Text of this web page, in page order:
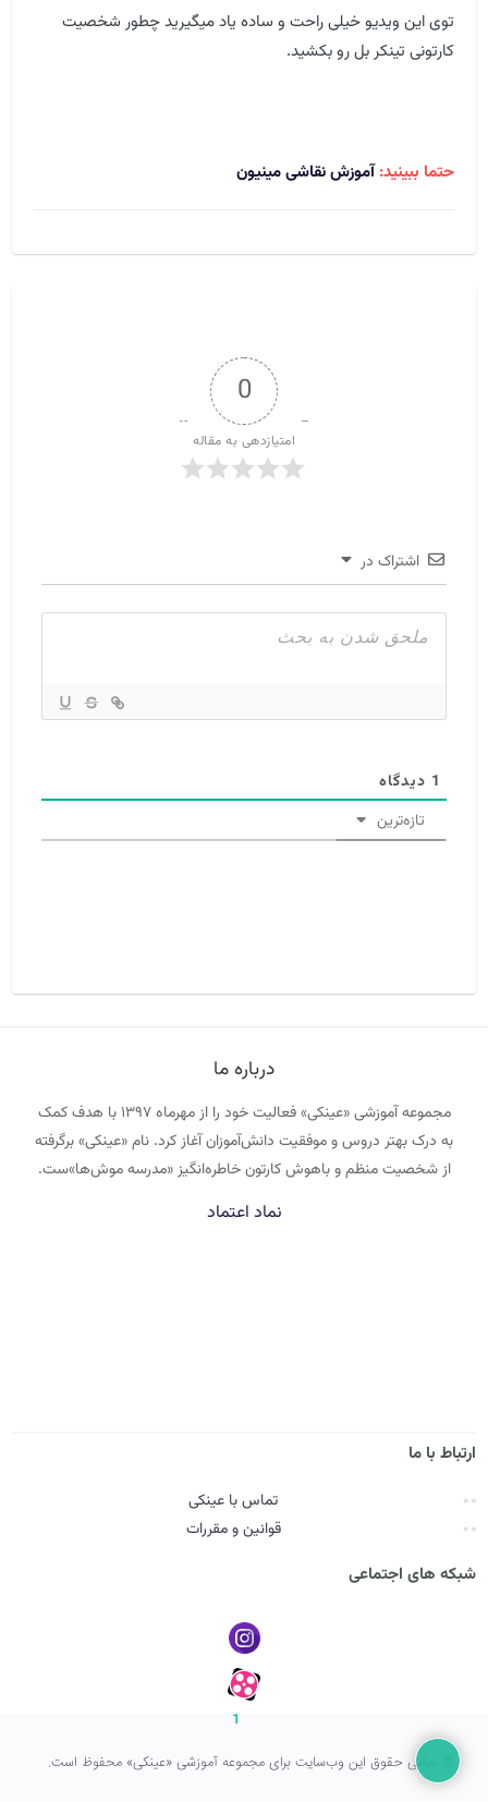
توی این ویدیو خیلی راحت و ساده یاد میگیرید چطور شخصیت
کارتونی تینکر بل رو بکشید.
حتما ببینید: آموزش نقاشی مینیون
0
امتیازدهی به مقاله
اشتراک در
1 دیدگاه
تازه‌ترین
درباره ما
مجموعه آموزشی «عینکی» فعالیت خود را از مهرماه ۱۳۹۷ با هدف کمک
به درک بهتر دروس و موفقیت دانش‌آموزان آغاز کرد. نام «عینکی» برگرفته
از شخصیت منظم و باهوش کارتون خاطره‌انگیز «مدرسه موش‌ها»ست.
نماد اعتماد
ارتباط با ما
تماس با عینکی
قوانین و مقررات
شبکه های اجتماعی
© تمامی حقوق این وب‌سایت برای مجموعه آموزشی «عینکی» محفوظ است.
1